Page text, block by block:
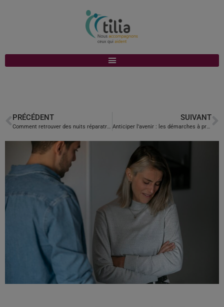
PRÉCÉDENT
Comment retrouver des nuits réparatrices quand on est aidant ?
SUIVANT
Anticiper l’avenir : les démarches à prévoir. Guide des démarches juridiques et administratives pour préparer la prise en charge d’un proche.